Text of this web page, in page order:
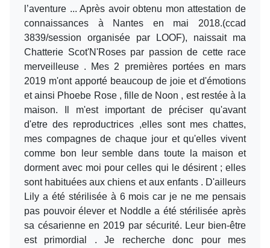
l’aventure ... Après avoir obtenu mon attestation de
connaissances à Nantes en mai 2018.(ccad
3839/session organisée par LOOF), naissait ma
Chatterie Scot'N'Roses par passion de cette race
merveilleuse . Mes 2 premières portées en mars
2019 m'ont apporté beaucoup de joie et d'émotions
et ainsi Phoebe Rose , fille de Noon , est restée à la
maison. Il m'est important de préciser qu'avant
d'etre des reproductrices ,elles sont mes chattes,
mes compagnes de chaque jour et qu'elles vivent
comme bon leur semble dans toute la maison et
dorment avec moi pour celles qui le désirent ; elles
sont habituées aux chiens et aux enfants . D'ailleurs
Lily a été stérilisée à 6 mois car je ne me pensais
pas pouvoir élever et Noddle a été stérilisée après
sa césarienne en 2019 par sécurité. Leur bien-être
est primordial . Je recherche donc pour mes